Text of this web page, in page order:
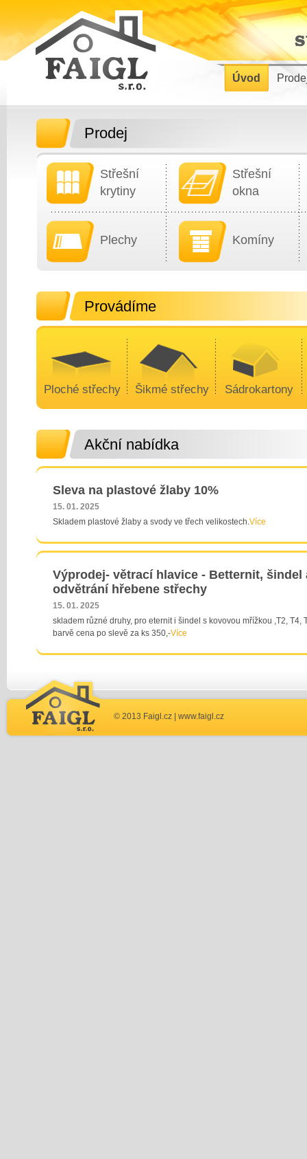
Úvod
Prodej
Střešní
krytiny
Střešní
okna
Plechy Komíny
Provádíme
Ploché střechy Šikmé střechy Sádrokartony
Akční nabídka
Sleva na plastové žlaby 10%
15. 01. 2025
Skladem plastové žlaby a svody ve třech velikostech.Více
Výprodej- větrací hlavice - Betternit, šindel
odvětrání hřebene střechy
15. 01. 2025
skladem různé druhy, pro eternit i šindel s kovovou mřížkou ,T2, T4,
barvě cena po slevě za ks 350,-Více
© 2013 Faigl.cz | www.faigl.cz